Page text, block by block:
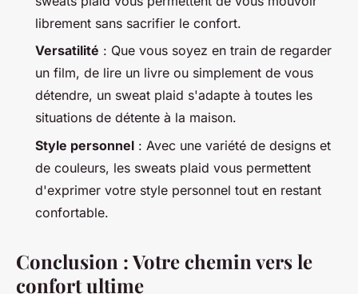
librement sans sacrifier le confort.
Versatilité : Que vous soyez en train de regarder
un film, de lire un livre ou simplement de vous
détendre, un sweat plaid s'adapte à toutes les
situations de détente à la maison.
Style personnel : Avec une variété de designs et
de couleurs, les sweats plaid vous permettent
d'exprimer votre style personnel tout en restant
confortable.
Conclusion : Votre chemin vers le
confort ultime